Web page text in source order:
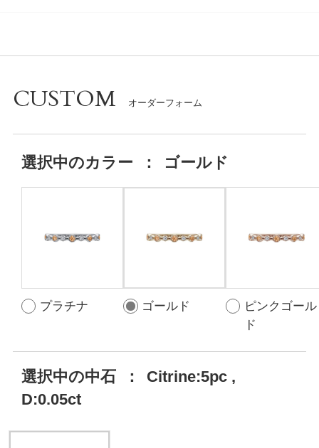
CUSTOM
選択中のカラー ： ゴールド
プラチナ ゴールド
ピンクゴール
ド
選択中の中石 ：
Citrine:5pc ,
D:0.05ct